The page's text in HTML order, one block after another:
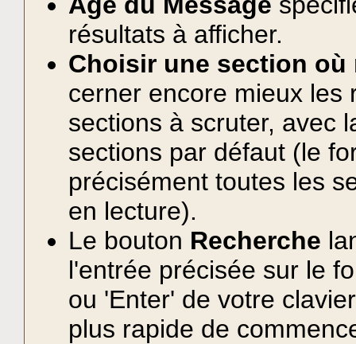
résultats à afficher.
Choisir une section où
cerner encore mieux les
sections à scruter, avec
sections par défaut (le
précisément toutes les
en lecture).
Le bouton Recherche
l'entrée précisée sur le
ou 'Enter' de votre
plus rapide de